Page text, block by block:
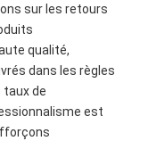
sur les retours
qualité,
dans les règles
taux de
est